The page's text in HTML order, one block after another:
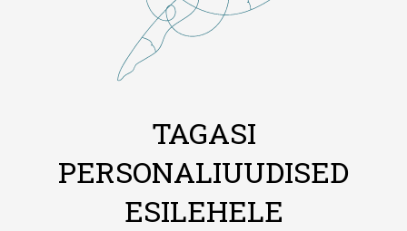
TAGASI
PERSONALIUUDISED
ESILEHELE